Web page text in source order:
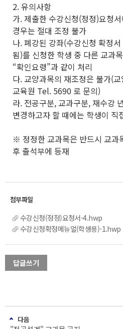
2. 유의사항
가. 제출한 수강신청(정정)요청
경우는 절대 조정 불가
나. 폐강된 강좌(수강신청 확정
됨)를 신청한 학생 중 다른 교과
“확인요령”과 같이 처리
다. 교양과목의 재조정은 불가(
교육원 Tel. 5690 로 문의)
라. 전공구분, 교과구분, 재수강
변경하고자 할 때에는 학생이
※ 정정한 교과목은 반드시 교과
후 출석부에 등재
수강신청(정정)요청서-4.hwp
수강신청확정메뉴얼(학생용)-1.hwp
답글쓰기
다음